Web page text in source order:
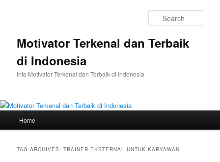
Motivator Terkenal dan Terbaik
di Indonesia
Info Motivator Terkenal dan Terbaik di Indonesia
Home
TAG ARCHIVES:TRAINER EKSTERNAL UNTUK KARYAWAN